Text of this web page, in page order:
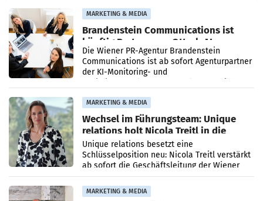
MARKETING & MEDIA
Brandenstein Communications ist
künftig Partner von OtterlyAI
Die Wiener PR-Agentur Brandenstein
Communications ist ab sofort Agenturpartner
der KI-Monitoring- und
MARKETING & MEDIA
Wechsel im Führungsteam: Unique
relations holt Nicola Treitl in die
Geschäftsleitung
Unique relations besetzt eine
Schlüsselposition neu: Nicola Treitl verstärkt
ab sofort die Geschäftsleitung der Wiener
PR-Agentur an der Seite von Josef Kalina und
Anna Kalina-Mahr.
MARKETING & MEDIA